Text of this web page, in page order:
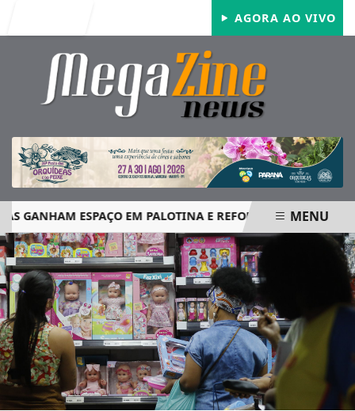
AGORA AO VIVO
ESPAÇO EM PALOTINA E REFORÇAM SEGURANÇA
EM ALTA
MENU